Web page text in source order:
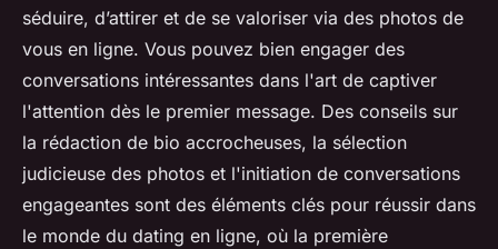
séduire, d’attirer et de se valoriser via des photos de
vous en ligne. Vous pouvez bien engager des
conversations intéressantes dans l'art de captiver
l'attention dès le premier message. Des conseils sur
la rédaction de bio accrocheuses, la sélection
judicieuse des photos et l'initiation de conversations
engageantes sont des éléments clés pour réussir dans
le monde du dating en ligne, où la première